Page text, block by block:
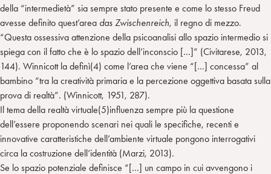
della “intermedietà” sia sempre stato presente e come lo stesso Freud
avesse definito quest’area das Zwischenreich, il regno di mezzo.
“Questa ossessiva attenzione della psicoanalisi allo spazio intermedio si
spiega con il fatto che è lo spazio dell’inconscio […]” (Civitarese, 2013,
144). Winnicott la definì(4) come l’area che viene “[…] concessa” al
bambino “tra la creatività primaria e la percezione oggettiva basata sulla
prova di realtà”. (Winnicott, 1951, 287).
Il tema della realtà virtuale(5)influenza sempre più la questione
dell’essere proponendo scenari nei quali le specifiche, recenti e
innovative caratteristiche dell’ambiente virtuale pongono interrogativi
circa la costruzione dell’identità (Marzi, 2013).
Se lo spazio potenziale definisce “[…] un campo in cui avvengono i